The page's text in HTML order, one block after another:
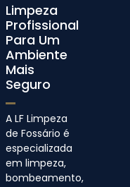
Limpeza
Profissional
Para Um
Ambiente
Mais
Seguro
A LF Limpeza
de Fossário é
especializada
em limpeza,
bombeamento,